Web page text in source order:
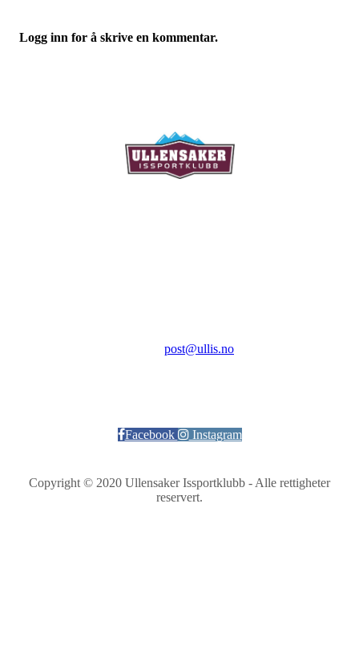
Logg inn for å skrive en kommentar.
post@ullis.no
Facebook Instagram
Copyright © 2020 Ullensaker Issportklubb - Alle rettigheter
reservert.